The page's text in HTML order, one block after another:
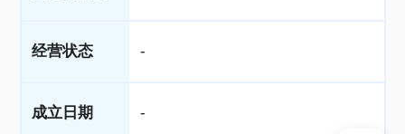
经营状态 -
成立日期 -